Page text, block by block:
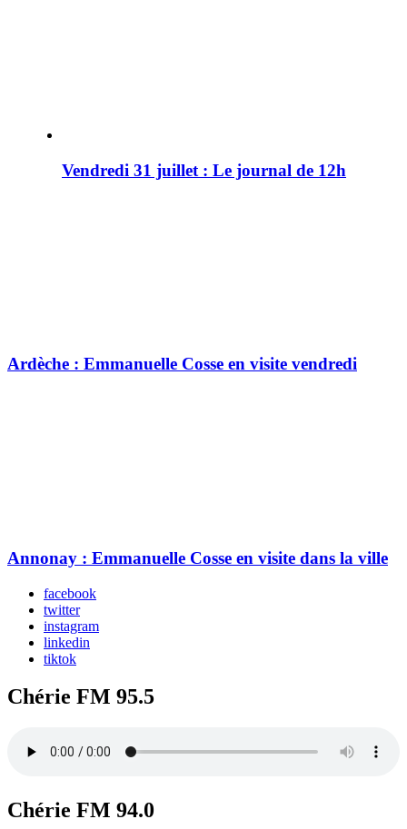
Vendredi 31 juillet : Le journal de 12h
Ardèche : Emmanuelle Cosse en visite vendredi
Annonay : Emmanuelle Cosse en visite dans la ville
facebook
twitter
instagram
linkedin
tiktok
Chérie FM 95.5
Chérie FM 94.0